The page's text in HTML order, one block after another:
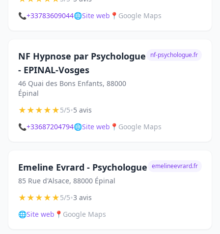
📞+33783609044🌐Site web 📍 Google Maps
NF Hypnose par Psychologue
- EPINAL-Vosges
46 Quai des Bons Enfants, 88000
Épinal
nf-psychologue.fr
★★★★★5/5•5 avis
📞+33687204794🌐Site web 📍 Google Maps
Emeline Evrard - Psychologue
85 Rue d'Alsace, 88000 Épinal
emelineevrard.fr
★★★★★5/5•3 avis
🌐Site web 📍 Google Maps